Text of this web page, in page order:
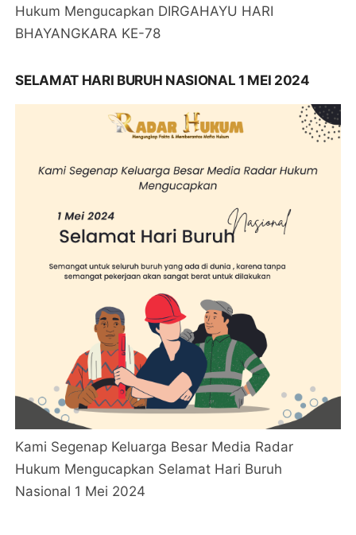
Hukum Mengucapkan DIRGAHAYU HARI
BHAYANGKARA KE-78
SELAMAT HARI BURUH NASIONAL 1 MEI 2024
Kami Segenap Keluarga Besar Media Radar
Hukum Mengucapkan Selamat Hari Buruh
Nasional 1 Mei 2024